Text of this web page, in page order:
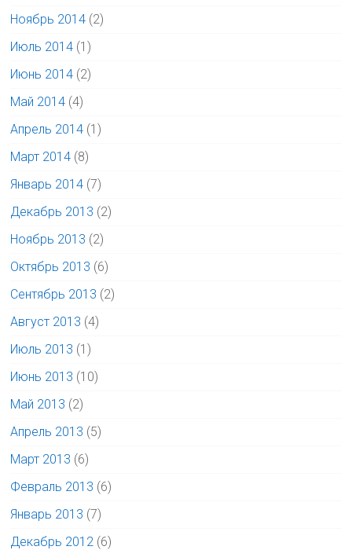
Ноябрь 2014 (2)
Июль 2014 (1)
Июнь 2014 (2)
Май 2014 (4)
Апрель 2014 (1)
Март 2014 (8)
Январь 2014 (7)
Декабрь 2013 (2)
Ноябрь 2013 (2)
Октябрь 2013 (6)
Сентябрь 2013 (2)
Август 2013 (4)
Июль 2013 (1)
Июнь 2013 (10)
Май 2013 (2)
Апрель 2013 (5)
Март 2013 (6)
Февраль 2013 (6)
Январь 2013 (7)
Декабрь 2012 (6)